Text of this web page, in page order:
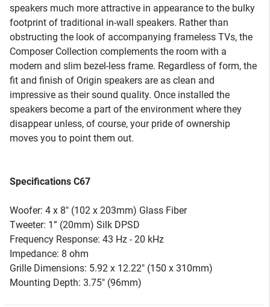
speakers much more attractive in appearance to the bulky
footprint of traditional in-wall speakers. Rather than
obstructing the look of accompanying frameless TVs, the
Composer Collection complements the room with a
modern and slim bezel-less frame. Regardless of form, the
fit and finish of Origin speakers are as clean and
impressive as their sound quality. Once installed the
speakers become a part of the environment where they
disappear unless, of course, your pride of ownership
moves you to point them out.
Specifications C67
Woofer: 4 x 8" (102 x 203mm) Glass Fiber
Tweeter: 1” (20mm) Silk DPSD
Frequency Response: 43 Hz - 20 kHz
Impedance: 8 ohm
Grille Dimensions: 5.92 x 12.22" (150 x 310mm)
Mounting Depth: 3.75" (96mm)